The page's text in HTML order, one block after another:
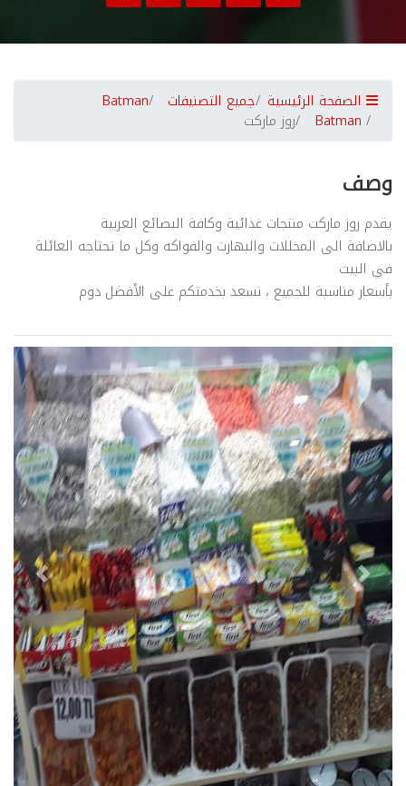
الصفحة الرئيسية جميع التصنيفات Batman
Batman روز ماركت
وصف
يقدم روز ماركت منتجات غذائية وكافة البضائع العربية
بالاضافة الى المخللات والبهارت والفواكه وكل ما تحتاجه العائلة
في البيت
بأسعار مناسبة للجميع ، نسعد بخدمتكم على الأفضل دوم
Next